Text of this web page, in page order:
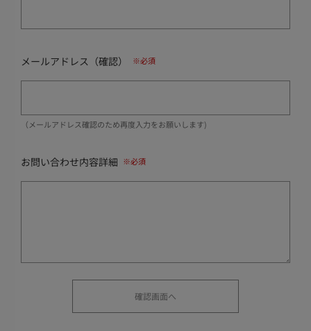
メールアドレス（確認）
（メールアドレス確認のため再度入力をお願いします)
お問い合わせ内容詳細